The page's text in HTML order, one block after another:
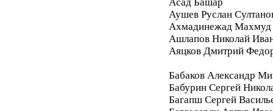
Аушев Руслан
Ахмадинежад Махмуд
Ашлапов Николай
Аяцков Дмитрий
Бабаков Александр
Бабурин Сергей
Багапш Сергей